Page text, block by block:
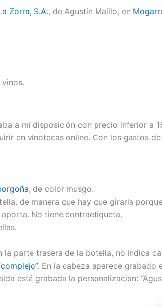
Zorra, S.A., de Agustín Maíllo, en
a mi disposición con precio inferior a
en vinotecas online. Con los gastos
, de color musgo.
de manera que hay que girarla
No tiene contraetiqueta.
la parte trasera de la botella, no indica
. En la cabeza aparece grabado
está grabada la personalización: